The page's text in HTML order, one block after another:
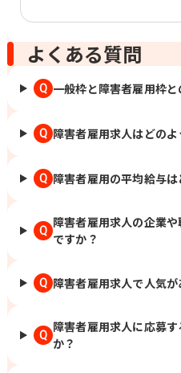
よくある質問
Q 一般枠と障害者雇用枠と
Q 障害者雇用求人はどの
Q 障害者雇用の平均給与
Q
障害者雇用求人の企業
ですか？
Q 障害者雇用求人で人気
Q
障害者雇用求人に応募
か？